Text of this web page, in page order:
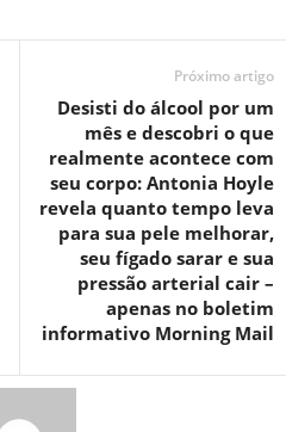
Próximo artigo
Desisti do álcool por um
mês e descobri o que
realmente acontece com
seu corpo: Antonia Hoyle
revela quanto tempo leva
para sua pele melhorar,
seu fígado sarar e sua
pressão arterial cair –
apenas no boletim
informativo Morning Mail